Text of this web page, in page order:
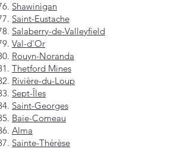
Shawinigan
Saint-Eustache
Salaberry-de-Valleyfield
Val-d'Or
Rouyn-Noranda
Thetford Mines
Rivière-du-Loup
Sept-Îles
Saint-Georges
Baie-Comeau
Alma
Sainte-Thérèse